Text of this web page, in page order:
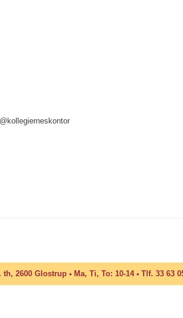
th, 2600 Glostrup Ma, Ti, To: 10-14 Tlf. 33 63